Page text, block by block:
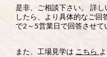
是非、ご相談下さい。 詳
したら、より具体的なご回
で2～5営業日で回答させて
また、工場見学は こちら